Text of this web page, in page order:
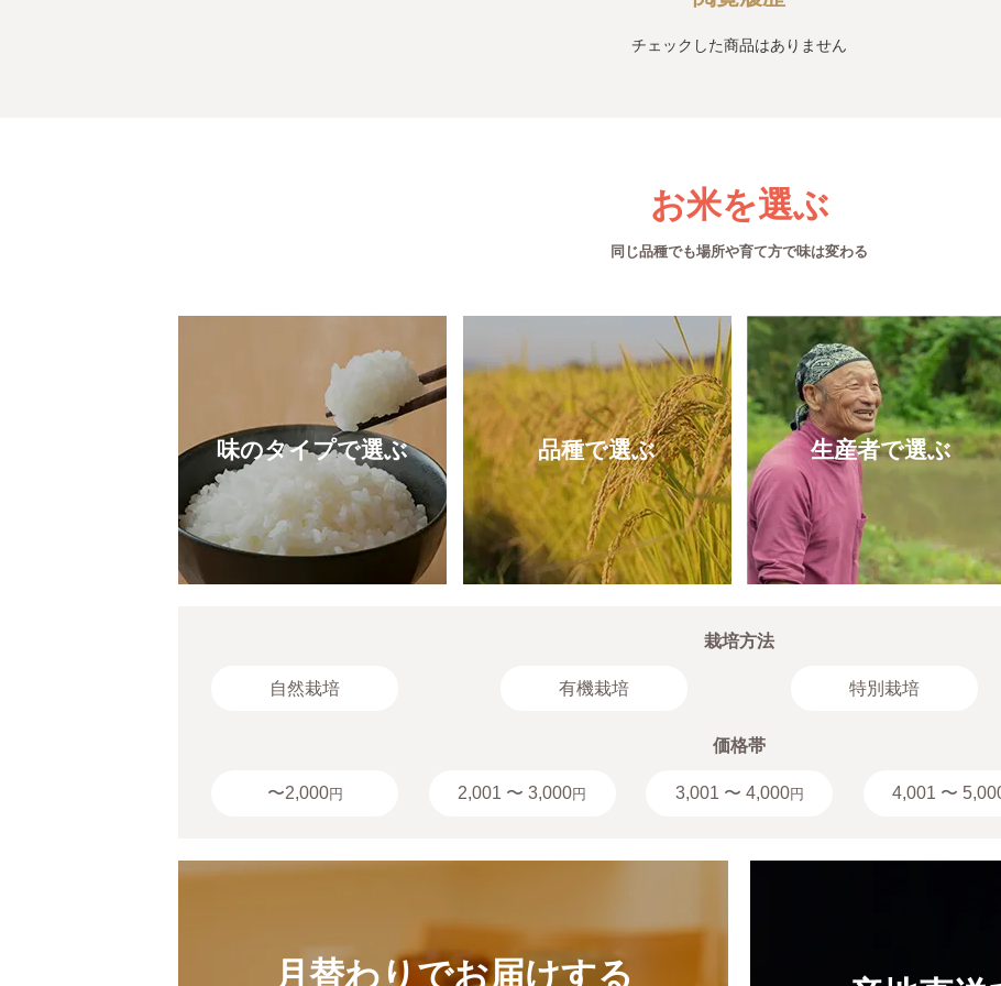
チェックした商品はありません
お米を選ぶ
同じ品種でも場所や育て方で味は変わる
味のタイプで選ぶ 品種で選ぶ 生産者で選ぶ
栽培方法
自然栽培 有機栽培 特別栽培
価格帯
〜2,000円 2,001 〜 3,000円 3,001 〜 4,000円 4,001 〜
月替わりでお届けする